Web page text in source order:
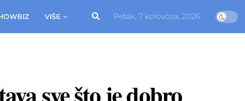
VIŠE Petak, 7 kolovoza, 2026.
sve što je dobro